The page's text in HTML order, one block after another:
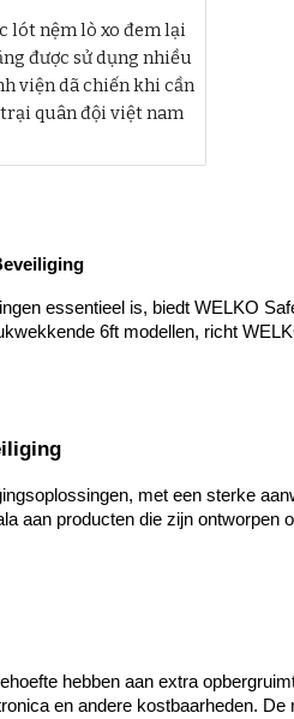
lót nệm lò xo đem lại
được sử dụng nhiều
viện dã chiến khi cần
quân đội việt nam
essentieel is, biedt WELKO
6ft modellen, richt
met een sterke
aan producten die zijn
hebben aan extra
en andere kostbaarheden.